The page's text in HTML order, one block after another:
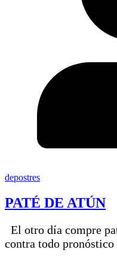
depostres
PATÉ DE ATÚN
El otro día compre
contra todo pronóstico